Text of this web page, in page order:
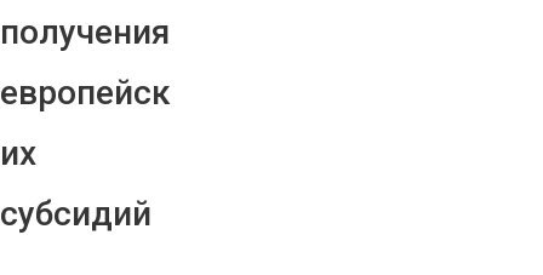
получения
европейск
их
субсидий